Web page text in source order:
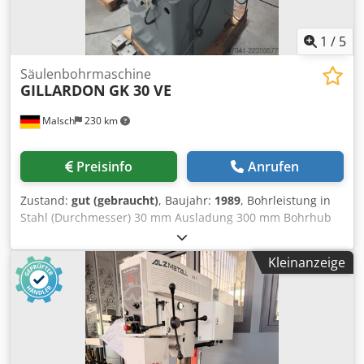
1 / 5
Malsch 230 km
Säulenbohrmaschine
GILLARDON GK 30 VE
Preisinfo Anrufen
Zustand: gut (gebraucht), Baujahr: 1989, Bohrleistung in
Stahl (Durchmesser) 30 mm Ausladung 300 mm Bohrhub
150 mm Kreuztisch 600 x 180 Gesamtleistungsbedarf 1,5
kW Dsdpfxezmix Hj Ahkjck Maschinengewicht ca. 1,1 t
Raumbedarf ca. 1,0 x 1,0 x 2,2 m Säulenbohrmaschine mit
Kreuztisch und 3-fach Digitalanzeige. Automatischer
Vorschub muss geprüft werden.
Kleinanzeige